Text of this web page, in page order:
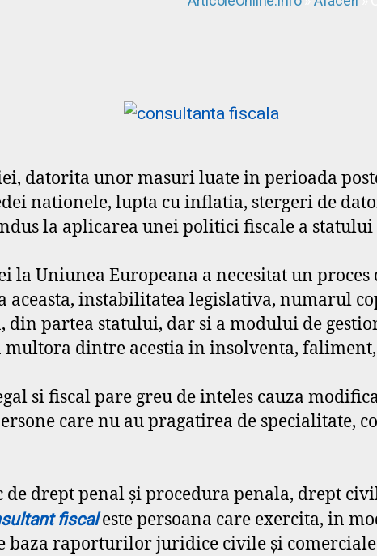
datorita unor masuri luate in perioada
nationele, lupta cu inflatia, stergeri de
la aplicarea unei politici fiscale a
la Uniunea Europeana a necesitat un
aceasta, instabilitatea legislativa, numarul
partea statului, dar si a modului de
dintre acestia in insolventa, faliment,
si fiscal pare greu de inteles cauza
care nu au pragatirea de specialitate,
drept penal şi procedura penala, drept
fiscal este persoana care exercita, in
baza raporturilor juridice civile şi